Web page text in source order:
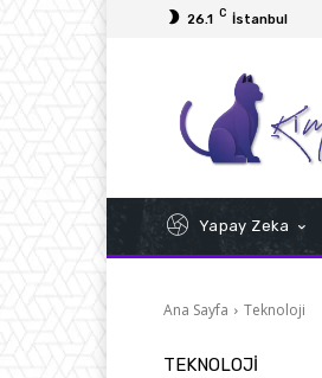
26.1 C İstanbul
Yapay Zeka
Ana Sayfa Teknoloji
TEKNOLOJI